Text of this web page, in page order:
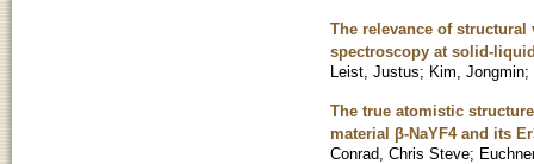
The relevance of
spectroscopy at solid-
Leist, Justus; Kim, Jongmin;
The true atomistic
material β-NaYF4 and its
Conrad, Chris Steve;